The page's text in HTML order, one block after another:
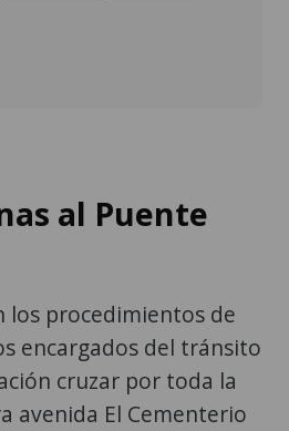
al Puente
los procedimientos de
encargados del tránsito
cruzar por toda la
avenida El Cementerio